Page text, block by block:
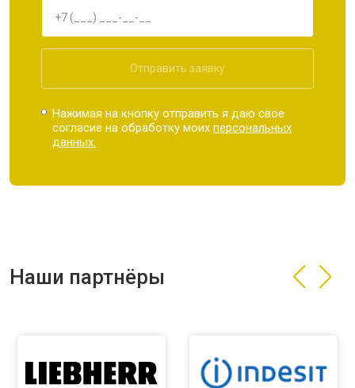
Отправить заявку
Нажимая на кнопку отправить я даю свое
согласие на обработку моихперсональных
данных.
Наши партнёры